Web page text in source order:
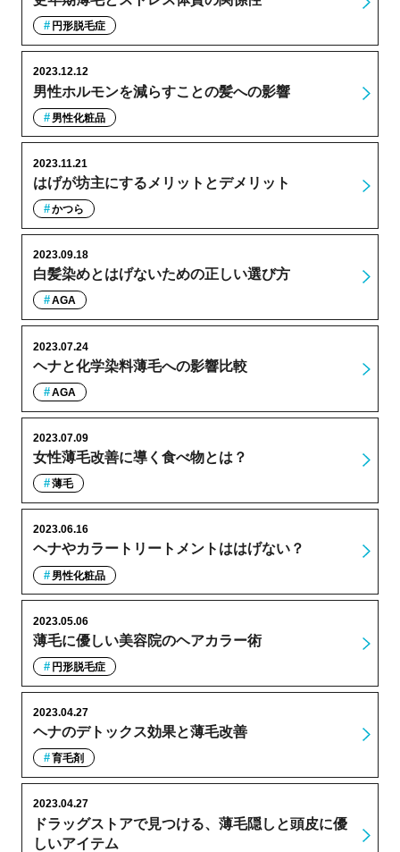
円形脱毛症
男性ホルモンを減らすことの髪への影響
2023.12.12
男性化粧品
はげが坊主にするメリットとデメリット
2023.11.21
かつら
白髪染めとはげないための正しい選び方
2023.09.18
AGA
ヘナと化学染料薄毛への影響比較
2023.07.24
AGA
女性薄毛改善に導く食べ物とは？
2023.07.09
薄毛
ヘナやカラートリートメントははげない？
2023.06.16
男性化粧品
薄毛に優しい美容院のヘアカラー術
2023.05.06
円形脱毛症
ヘナのデトックス効果と薄毛改善
2023.04.27
育毛剤
ドラッグストアで見つける、薄毛隠しと頭皮に優
しいアイテム
2023.04.27